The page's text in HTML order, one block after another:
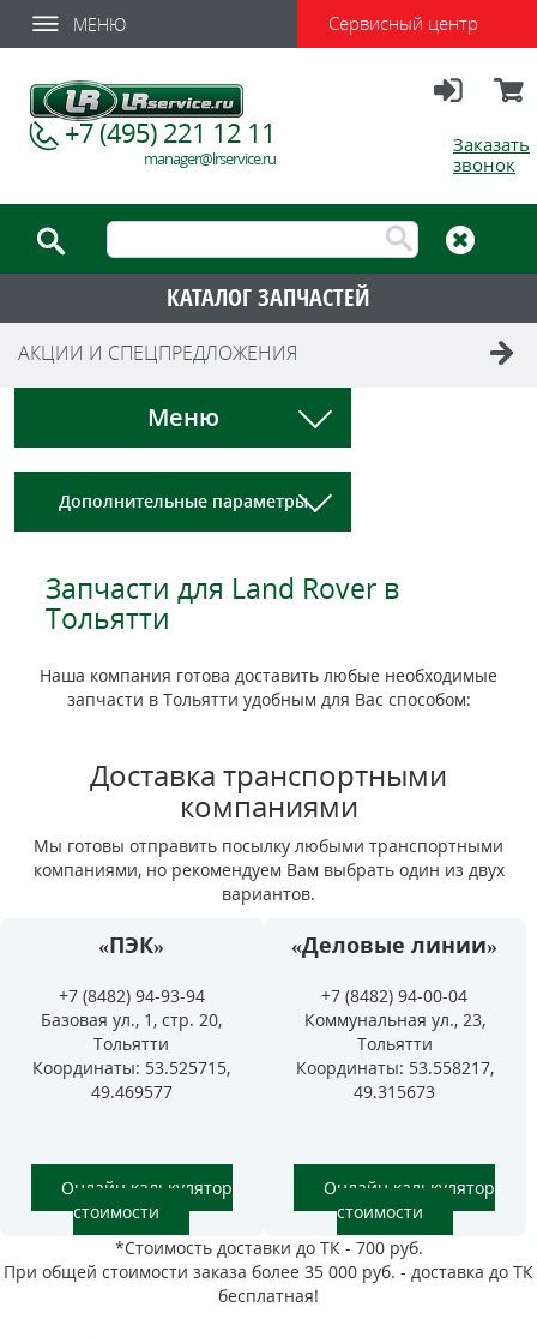
МЕНЮ Сервисный центр
Заказать
звонок
+7 (495) 221 12 11
manager@lrservice.ru
КАТАЛОГ ЗАПЧАСТЕЙ
АКЦИИ И СПЕЦПРЕДЛОЖЕНИЯ
Меню
Дополнительные параметры
Запчасти для Land Rover в
Тольятти
Наша компания готова доставить любые необходимые
запчасти в Тольятти удобным для Вас способом:
Доставка транспортными
компаниями
Мы готовы отправить посылку любыми транспортными
компаниями, но рекомендуем Вам выбрать один из двух
вариантов.
«ПЭК»
+7 (8482) 94-93-94
Базовая ул., 1, стр. 20,
Тольятти
Координаты: 53.525715,
49.469577
Онлайн калькулятор
стоимости
«Деловые линии»
+7 (8482) 94-00-04
Коммунальная ул., 23,
Тольятти
Координаты: 53.558217,
49.315673
Онлайн калькулятор
стоимости
*Стоимость доставки до ТК - 700 руб.
При общей стоимости заказа более 35 000 руб. - доставка до ТК
бесплатная!